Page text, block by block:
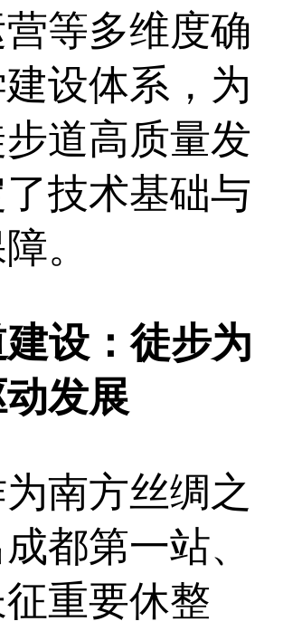
等多维度确
设体系，为
道高质量发
技术基础与
。
设：徒步为
发展
南方丝绸之
都第一站、
重要休整